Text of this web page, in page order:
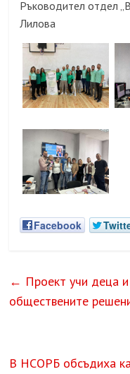
Ръководител отдел
Лилова
Facebook
← Проект учи деца
обществените
В НСОРБ обсъдиха